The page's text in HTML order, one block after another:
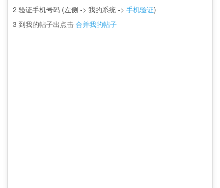
2 验证手机号码 (左侧 -> 我的系统 -> 手机验证)
3 到我的帖子出点击 合并我的帖子